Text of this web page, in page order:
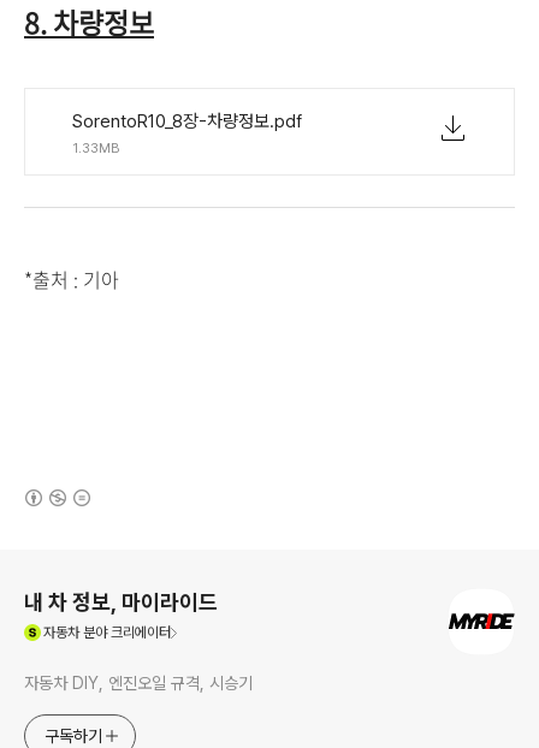
8. 차량정보
SorentoR10_8장-차량정보.pdf
1.33MB
*출처 : 기아
내 차 정보, 마이라이드
자동차분야 크리에이터
자동차 DIY, 엔진오일 규격, 시승기
구독하기